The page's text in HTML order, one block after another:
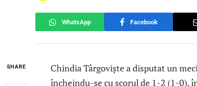
WhatsApp Facebook
SHARE
Chindia Târgoviște a disputat un
încheindu-se cu scorul de 1-2 (1-0),